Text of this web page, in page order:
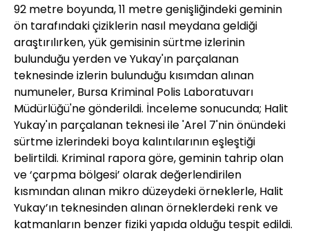
92 metre boyunda, 11 metre genişliğindeki geminin
ön tarafındaki çiziklerin nasıl meydana geldiği
araştırılırken, yük gemisinin sürtme izlerinin
bulunduğu yerden ve Yukay'ın parçalanan
teknesinde izlerin bulunduğu kısımdan alınan
numuneler, Bursa Kriminal Polis Laboratuvarı
Müdürlüğü'ne gönderildi. İnceleme sonucunda; Halit
Yukay'ın parçalanan teknesi ile 'Arel 7'nin önündeki
sürtme izlerindeki boya kalıntılarının eşleştiği
belirtildi. Kriminal rapora göre, geminin tahrip olan
ve ‘çarpma bölgesi’ olarak değerlendirilen
kısmından alınan mikro düzeydeki örneklerle, Halit
Yukay’ın teknesinden alınan örneklerdeki renk ve
katmanların benzer fiziki yapıda olduğu tespit edildi.